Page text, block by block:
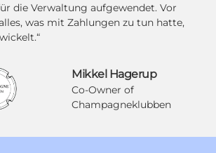
die Verwaltung aufgewendet. Vor
was mit Zahlungen zu tun hatte,
Mikkel Hagerup
Co-Owner of
Champagneklubben